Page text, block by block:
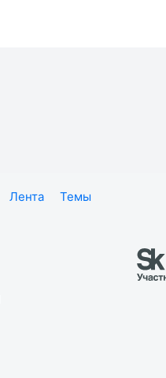
Лента
Темы